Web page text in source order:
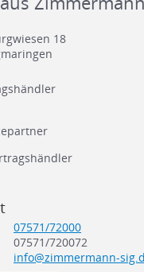
18
07571/72000
07571/720072
info@zimmermann-